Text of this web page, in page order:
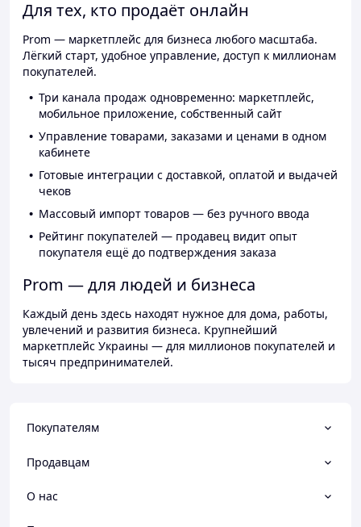
Для тех, кто продаёт онлайн
Prom — маркетплейс для бизнеса любого масштаба.
Лёгкий старт, удобное управление, доступ к миллионам
покупателей.
Три канала продаж одновременно: маркетплейс,
мобильное приложение, собственный сайт
Управление товарами, заказами и ценами в одном
кабинете
Готовые интеграции с доставкой, оплатой и выдачей
чеков
Массовый импорт товаров — без ручного ввода
Рейтинг покупателей — продавец видит опыт
покупателя ещё до подтверждения заказа
Prom — для людей и бизнеса
Каждый день здесь находят нужное для дома, работы,
увлечений и развития бизнеса. Крупнейший
маркетплейс Украины — для миллионов покупателей и
тысяч предпринимателей.
Покупателям
Продавцам
О нас